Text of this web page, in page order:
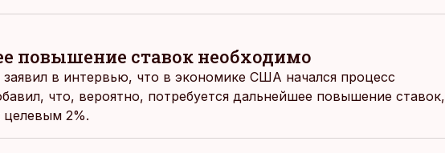
повышение ставок необходимо
в интервью, что в экономике США начался процесс
что, вероятно, потребуется дальнейшее повышение ставок,
2%.